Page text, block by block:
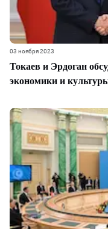
Токаев и Эрдоган
экономики и
03 ноября 2023